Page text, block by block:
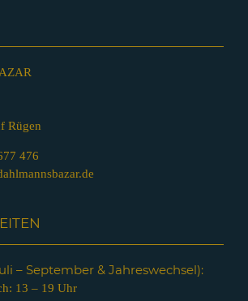
Rügen
476
– September & Jahreswechsel):
13 – 19 Uhr